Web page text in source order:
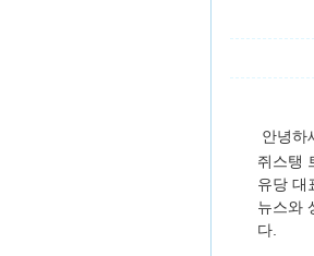
안녕하
쥐스탱
유당 대
뉴스와
다.